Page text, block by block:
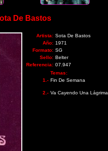
De Bastos
Artista: Sota De Bastos
Año: 1971
Formato: SG
Sello: Belter
Referencia: 07.947
Temas:
1.- Fin De Semana
2.- Va Cayendo Una Lágrima